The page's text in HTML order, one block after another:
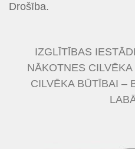
Drošība.
IZGLĪTĪBAS
NĀKOTNES
CILVĒKA BŪTĪBAI –